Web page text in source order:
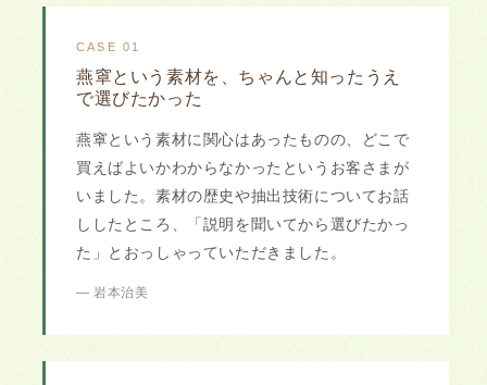
CASE 01
燕窧という素材を、ちゃんと知ったうえ
で選びたかった
燕窧という素材に関心はあったものの、どこで
買えばよいかわからなかったというお客さまが
いました。素材の歴史や抽出技術についてお話
ししたところ、「説明を聞いてから選びたかっ
た」とおっしゃっていただきました。
— 岩本治美